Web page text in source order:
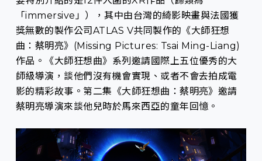
「immersive」），其中由台灣的綺影映畫與法國獲
獎無數的製作公司ATLAS V共同製作的《大師狂想
曲：蔡明亮》(Missing Pictures: Tsai Ming-Liang)
作品。《大師狂想曲》系列邀請國際上五位優秀的大
師級導演，談他們沒有機會實現、或者不會去拍成電
影的精彩故事。第二集《大師狂想曲：蔡明亮》邀請
蔡明亮導演來談他兒時於馬來西亞的童年回憶。